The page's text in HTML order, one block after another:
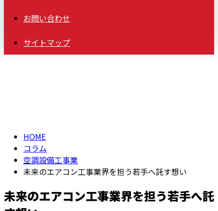
お問い合わせ
サイトマップ
HOME
コラム
空調設備工事業
未来のエアコン工事業界を担う若手へ託す想い
未来のエアコン工事業界を担う若手へ託